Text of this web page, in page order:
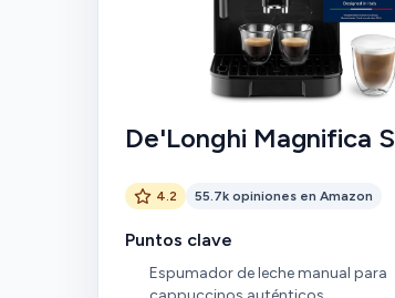
De'Longhi Magnifica S
4.2 55.7k opiniones en Amazon
Puntos clave
Espumador de leche manual para